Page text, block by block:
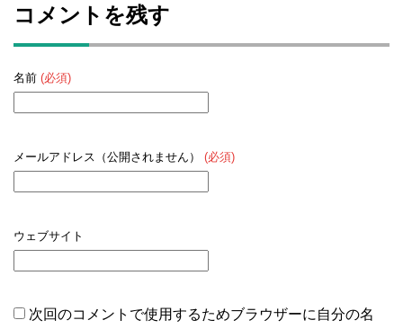
コメントを残す
名前 (必須)
メールアドレス（公開されません） (必須)
ウェブサイト
次回のコメントで使用するためブラウザーに自分の名